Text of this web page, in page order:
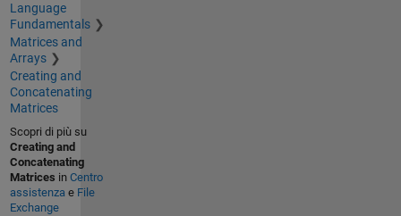
Language
Fundamentals
Matrices and
Arrays
Creating and
Concatenating
Matrices
Scopri di più su
Creating and
Concatenating
Matrices in Centro
assistenzae File
Exchange